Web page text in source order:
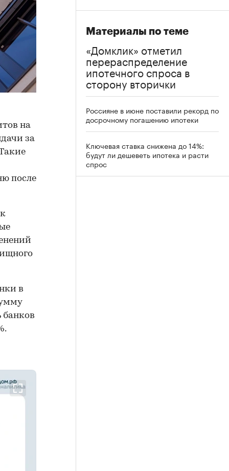
на
за
после
в
банков
Материалы по теме
«Домклик» отметил
перераспределение
ипотечного спроса в
сторону вторички
Россияне в июне поставили рекорд по
досрочному погашению ипотеки
Ключевая ставка снижена до 14%:
будут ли дешеветь ипотека и расти
спрос